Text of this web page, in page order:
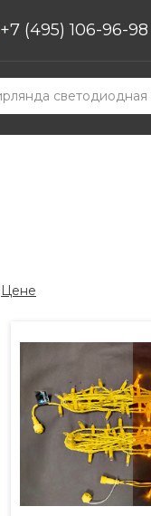
+7 (495) 106-96-98
Цене